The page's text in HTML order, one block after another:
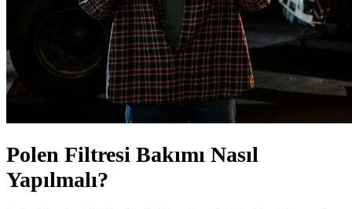
Polen Filtresi Bakımı Nasıl
Yapılmalı?